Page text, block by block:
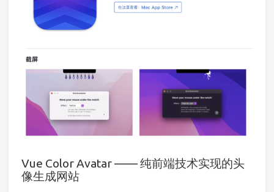
Vue Color Avatar —— 纯前端技术实现的头
像生成网站